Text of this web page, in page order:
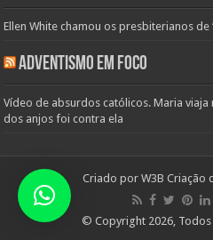
Ellen White chamou os presbiterianos de
Adventismo em Foco
Vídeo de absurdos católicos. Maria
dos anjos foi contra ela
Criado por W3B Criação
© Copyright 2026,